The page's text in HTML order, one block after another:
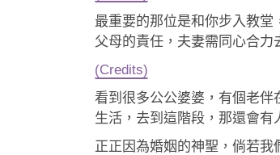
最重要的那位是和你步入教
父母的責任，夫妻需同心合力
(Credits)
看到很多公公婆婆，有個老
生活，去到這階段，那還會有
正正因為婚姻的神聖，倘若